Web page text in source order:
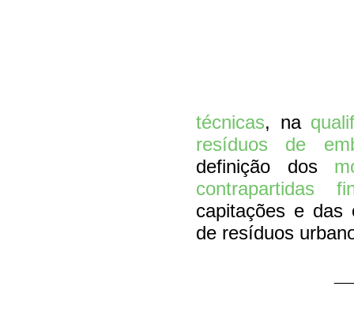
técnicas, na
resíduos de
definição dos
contrapartidas
capitações e das
de resíduos